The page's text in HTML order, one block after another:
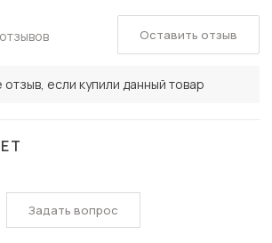
если купили данный товар
Оставить отзыв
Задать вопрос